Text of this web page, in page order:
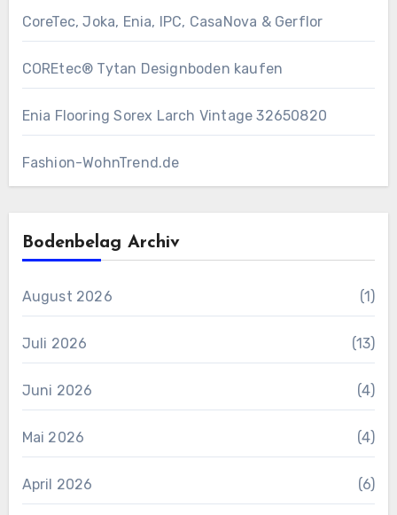
CoreTec, Joka, Enia, IPC, CasaNova & Gerflor
COREtec® Tytan Designboden kaufen
Enia Flooring Sorex ​Larch Vintage 32650820
Fashion-WohnTrend.de
Bodenbelag Archiv
August 2026 (1)
Juli 2026 (13)
Juni 2026 (4)
Mai 2026 (4)
April 2026 (6)